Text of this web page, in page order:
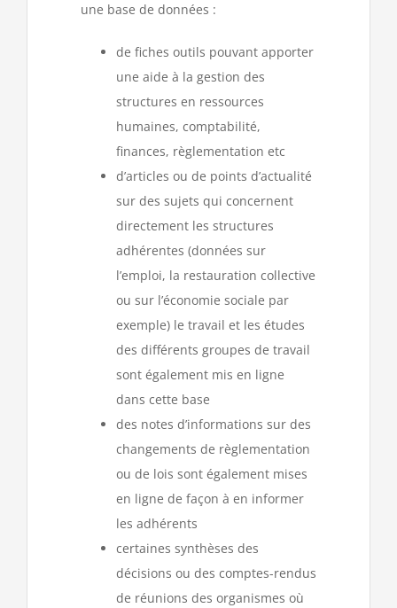
une base de données :
de fiches outils pouvant apporter
une aide à la gestion des
structures en ressources
humaines, comptabilité,
finances, règlementation etc
d’articles ou de points d’actualité
sur des sujets qui concernent
directement les structures
adhérentes (données sur
l’emploi, la restauration collective
ou sur l’économie sociale par
exemple) le travail et les études
des différents groupes de travail
sont également mis en ligne
dans cette base
des notes d’informations sur des
changements de règlementation
ou de lois sont également mises
en ligne de façon à en informer
les adhérents
certaines synthèses des
décisions ou des comptes-rendus
de réunions des organismes où